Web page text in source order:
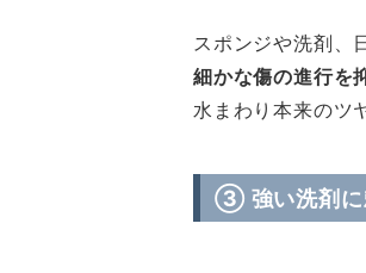
スポンジや洗剤、
細かな傷の進行を
水まわり本来のツ
③ 強い洗剤に